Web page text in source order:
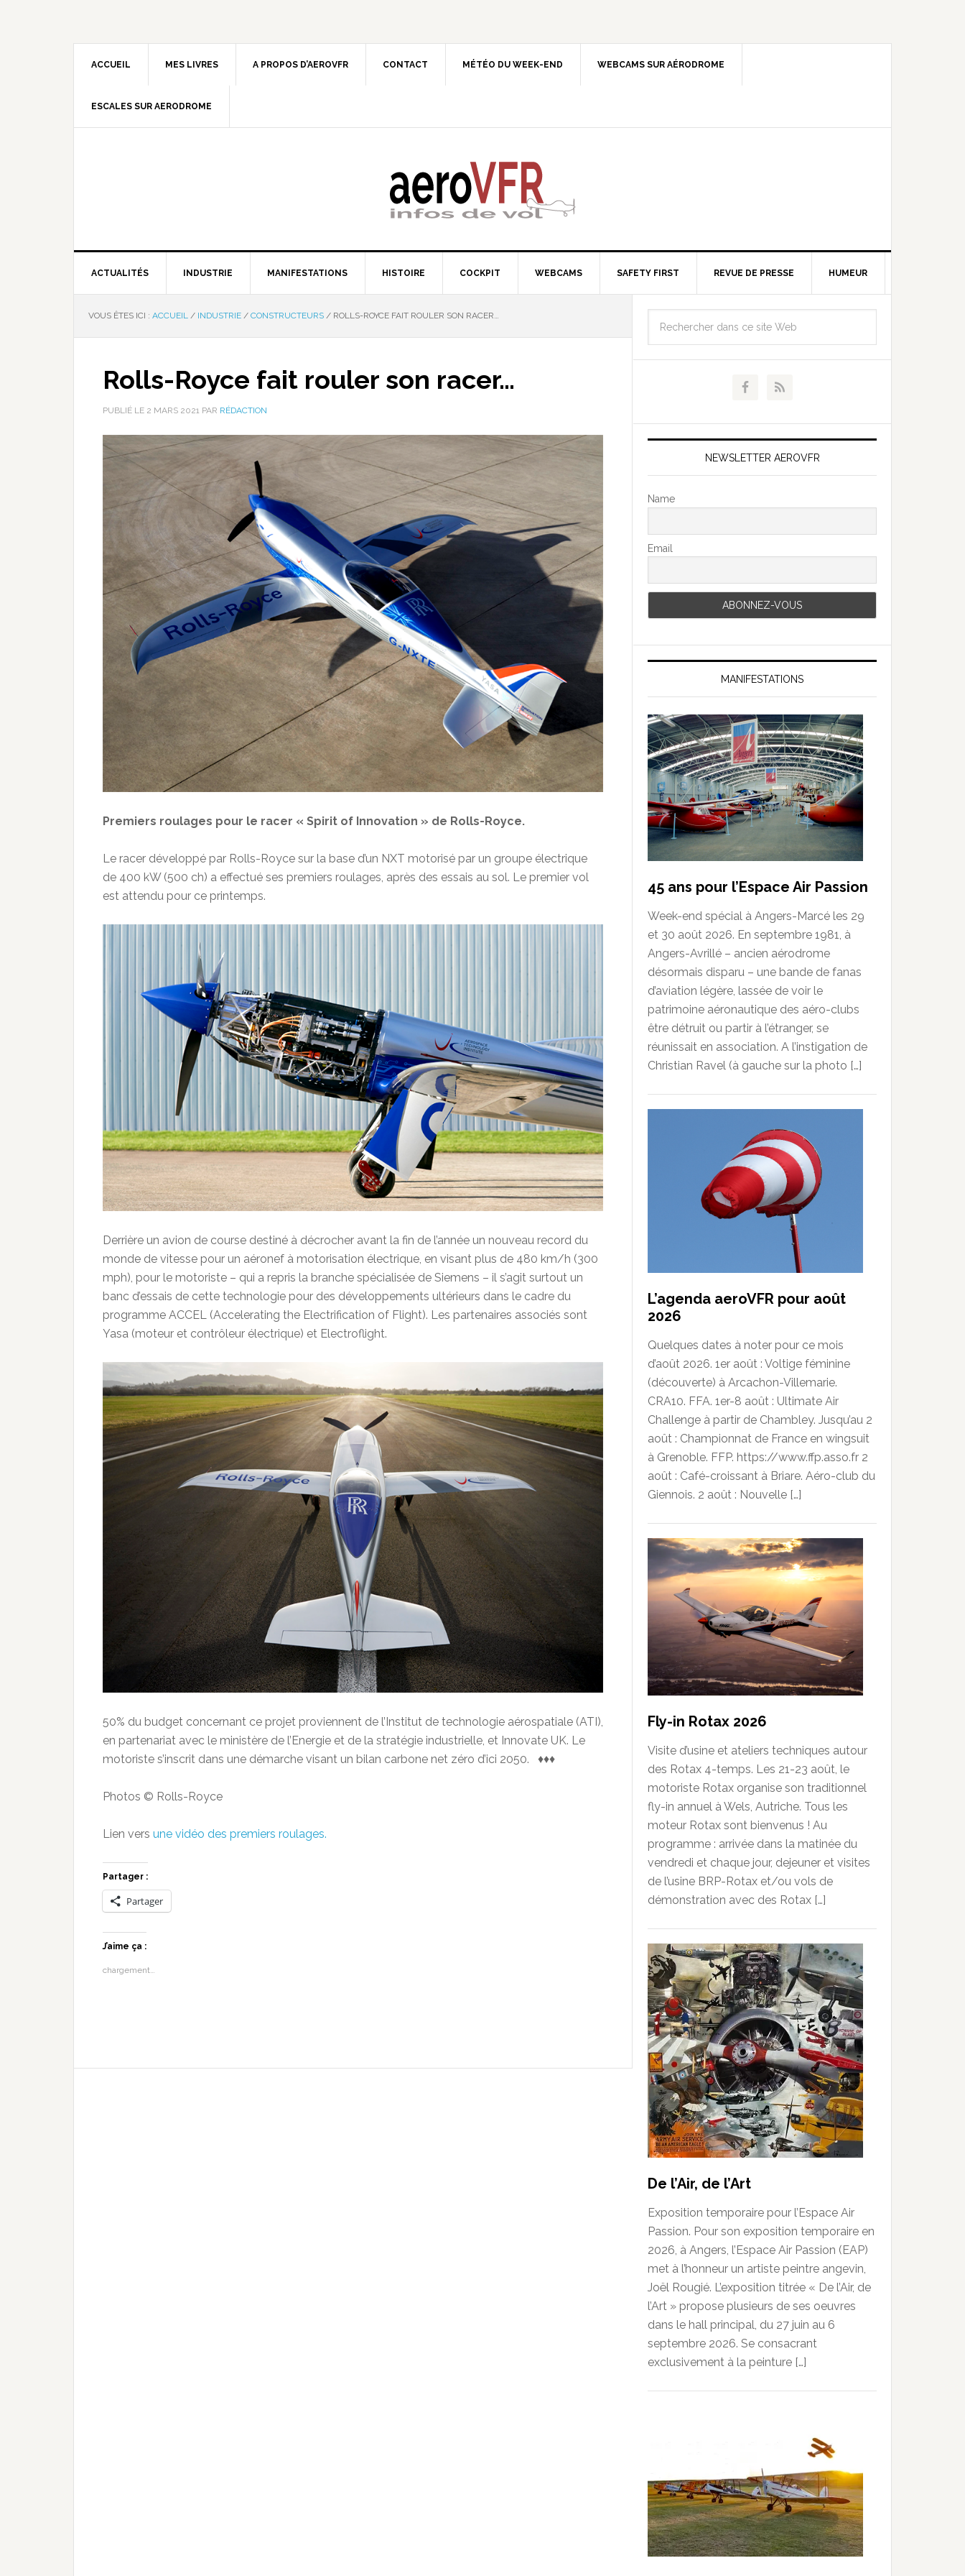
ACCUEIL MES LIVRES A PROPOS D’AEROVFR CONTACT MÉTÉO DU WEEK-END WEBCAMS SUR AÉRODROME
ESCALES SUR AERODROME
ACTUALITÉS INDUSTRIE MANIFESTATIONS HISTOIRE COCKPIT WEBCAMS SAFETY FIRST REVUE DE PRESSE HUMEUR
VOUS ÊTES ICI : ACCUEIL / INDUSTRIE / CONSTRUCTEURS / ROLLS-ROYCE FAIT ROULER SON RACER…
Rolls-Royce fait rouler son racer…
PUBLIÉ LE 2 MARS 2021 PAR RÉDACTION
Premiers roulages pour le racer « Spirit of Innovation » de Rolls-Royce.
Le racer développé par Rolls-Royce sur la base d’un NXT motorisé par un groupe électrique
de 400 kW (500 ch) a effectué ses premiers roulages, après des essais au sol. Le premier vol
est attendu pour ce printemps.
Derrière un avion de course destiné à décrocher avant la fin de l’année un nouveau record du
monde de vitesse pour un aéronef à motorisation électrique, en visant plus de 480 km/h (300
mph), pour le motoriste – qui a repris la branche spécialisée de Siemens – il s’agit surtout un
banc d’essais de cette technologie pour des développements ultérieurs dans le cadre du
programme ACCEL (Accelerating the Electrification of Flight). Les partenaires associés sont
Yasa (moteur et contrôleur électrique) et Electroflight.
50% du budget concernant ce projet proviennent de l’Institut de technologie aérospatiale (ATI),
en partenariat avec le ministère de l’Energie et de la stratégie industrielle, et Innovate UK. Le
motoriste s’inscrit dans une démarche visant un bilan carbone net zéro d’ici 2050. ♦♦♦
Photos © Rolls-Royce
Lien vers une vidéo des premiers roulages.
Partager :
Partager
J’aime ça :
chargement…
NEWSLETTER AEROVFR
Name
Email
MANIFESTATIONS
45 ans pour l’Espace Air Passion
Week-end spécial à Angers-Marcé les 29
et 30 août 2026. En septembre 1981, à
Angers-Avrillé – ancien aérodrome
désormais disparu – une bande de fanas
d’aviation légère, lassée de voir le
patrimoine aéronautique des aéro-clubs
être détruit ou partir à l’étranger, se
réunissait en association. A l’instigation de
Christian Ravel (à gauche sur la photo […]
L’agenda aeroVFR pour août
2026
Quelques dates à noter pour ce mois
d’août 2026. 1er août : Voltige féminine
(découverte) à Arcachon-Villemarie.
CRA10. FFA. 1er-8 août : Ultimate Air
Challenge à partir de Chambley. Jusqu’au 2
août : Championnat de France en wingsuit
à Grenoble. FFP. https://www.ffp.asso.fr 2
août : Café-croissant à Briare. Aéro-club du
Giennois. 2 août : Nouvelle […]
Fly-in Rotax 2026
Visite d’usine et ateliers techniques autour
des Rotax 4-temps. Les 21-23 août, le
motoriste Rotax organise son traditionnel
fly-in annuel à Wels, Autriche. Tous les
moteur Rotax sont bienvenus ! Au
programme : arrivée dans la matinée du
vendredi et chaque jour, dejeuner et visites
de l’usine BRP-Rotax et/ou vols de
démonstration avec des Rotax […]
De l’Air, de l’Art
Exposition temporaire pour l’Espace Air
Passion. Pour son exposition temporaire en
2026, à Angers, l’Espace Air Passion (EAP)
met à l’honneur un artiste peintre angevin,
Joël Rougié. L’exposition titrée « De l’Air, de
l’Art » propose plusieurs de ses oeuvres
dans le hall principal, du 27 juin au 6
septembre 2026. Se consacrant
exclusivement à la peinture […]